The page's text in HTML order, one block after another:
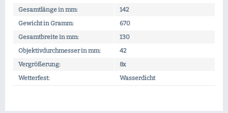
Gesamtlänge in mm:
142
Gewicht in Gramm:
670
Gesamtbreite in mm:
130
Objektivdurchmesser in mm:
42
Vergrößerung:
8x
Wetterfest:
Wasserdicht